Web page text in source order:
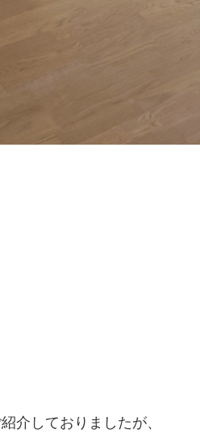
介しておりましたが、